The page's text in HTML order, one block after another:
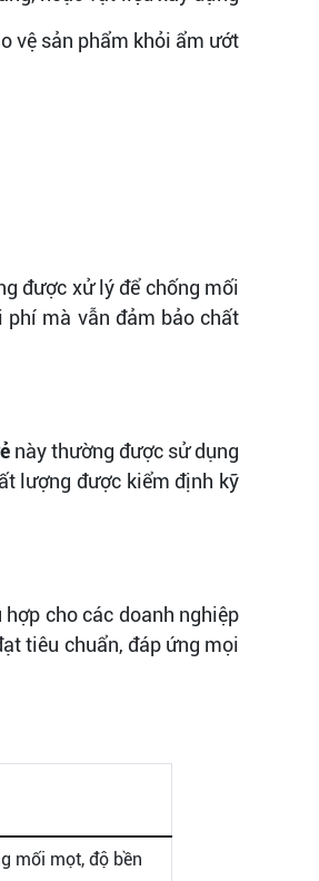
vệ sản phẩm khỏi ẩm ướt
được xử lý để chống mối
phí mà vẫn đảm bảo chất
này thường được sử dụng
lượng được kiểm định kỹ
cho các doanh nghiệp
tiêu chuẩn, đáp ứng mọi
mối mọt, độ bền